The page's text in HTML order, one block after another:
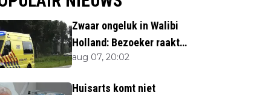
Zwaar ongeluk in Walibi
Holland: Bezoeker raakt
lichaamsdeel kwijt
aug 07, 20:02
Huisarts komt niet